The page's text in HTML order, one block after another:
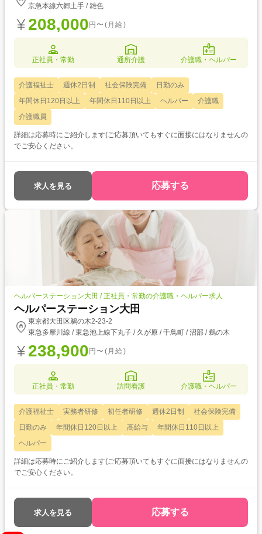
京急本線六郷土手 / 雑色
208,000 円〜(月給)
正社員・常勤 通所介護 介護職・ヘルパー
介護福祉士 週休2日制 社会保険完備
日勤のみ
年間休日120日以上
年間休日110日以上 ヘルパー
介護職
介護職員
詳細は応募時にご紹介します(ご応募頂いてもすぐに面接にはなりませんの
でご安心ください。
求人を見る 応募する
ヘルパーステーション大田 / 正社員・常勤の介護職・ヘルパー求人
ヘルパーステーション大田
東京都大田区鵜の木2-23-2
東急多摩川線 / 東急池上線下丸子 / 久が原 / 千鳥町 / 沼部 / 鵜の木
238,900 円〜(月給)
正社員・常勤 訪問看護 介護職・ヘルパー
介護福祉士 実務者研修 初任者研修 週休2日制
社会保険完備
日勤のみ
年間休日120日以上 高給与
年間休日110日以上
ヘルパー
詳細は応募時にご紹介します(ご応募頂いてもすぐに面接にはなりませんの
でご安心ください。
求人を見る 応募する